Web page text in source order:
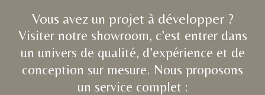
Vous avez un projet à développer ?
Visiter notre showroom, c’est entrer dans
un univers de qualité, d’expérience et de
conception sur mesure. Nous proposons
un service complet :